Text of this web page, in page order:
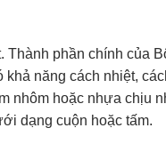
Thành phần chính của
năng cách nhiệt,
nhôm hoặc nhựa chịu
dạng cuộn hoặc tấm.